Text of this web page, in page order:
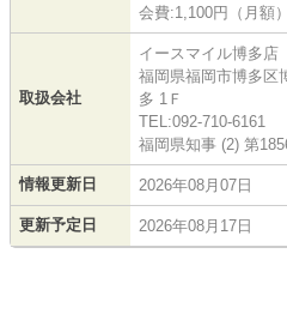
会費:1,100円（月額）
取扱会社
イースマイル博多店
福岡県福岡市博多区
多 1Ｆ
TEL:092-710-6161
福岡県知事 (2) 第
情報更新日 2026年08月07日
更新予定日 2026年08月17日